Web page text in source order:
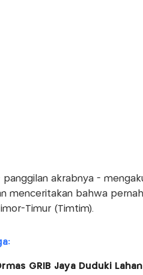
panggilan akrabnya -
menceritakan bahwa
Timur (Timtim).
GRIB Jaya Duduki